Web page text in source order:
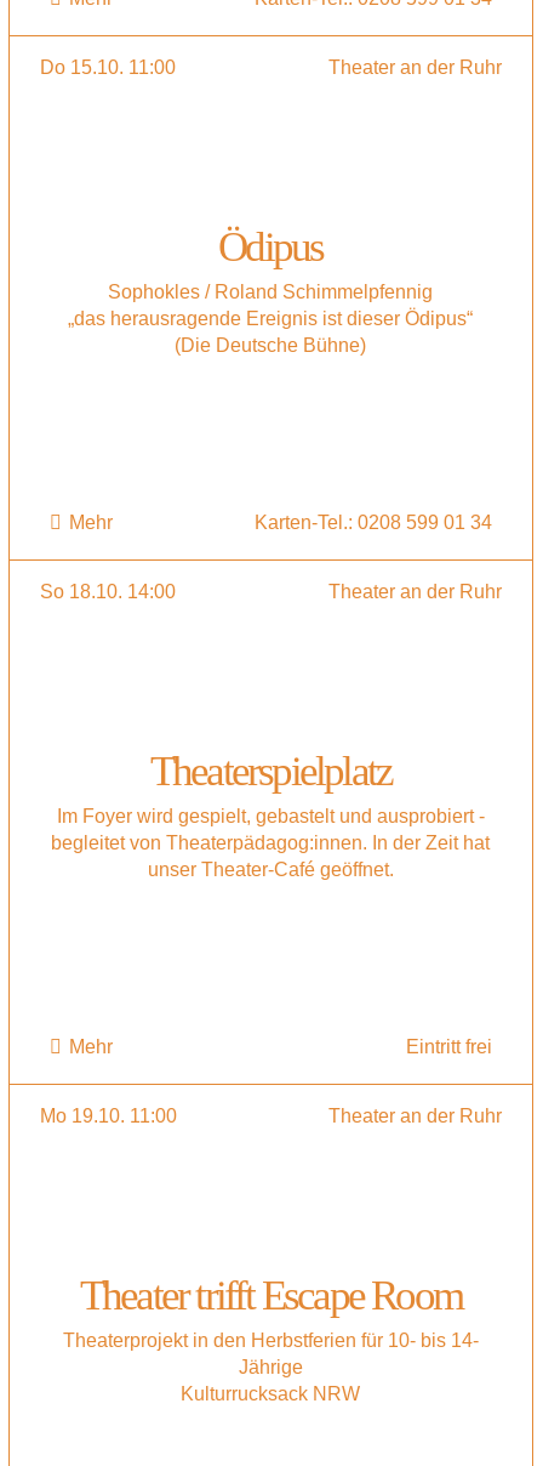
Do 15.10. 11:00 Theater an der Ruhr
Ödipus
Sophokles / Roland Schimmelpfennig
„das herausragende Ereignis ist dieser Ödipus“
(Die Deutsche Bühne)
Mehr Karten-Tel.: 0208 599 01 34
So 18.10. 14:00 Theater an der Ruhr
Theaterspielplatz
Im Foyer wird gespielt, gebastelt und ausprobiert -
begleitet von Theaterpädagog:innen. In der Zeit hat
unser Theater-Café geöffnet.
Mehr Eintritt frei
Mo 19.10. 11:00 Theater an der Ruhr
Theater trifft Escape Room
Theaterprojekt in den Herbstferien für 10- bis 14-
Jährige
Kulturrucksack NRW